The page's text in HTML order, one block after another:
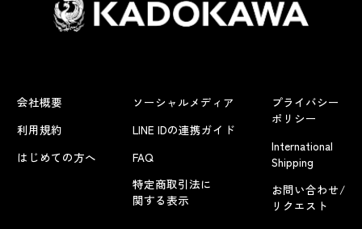
会社概要
利用規約
はじめての方へ
ソーシャルメディア
LINE IDの連携ガイド
FAQ
特定商取引法に
関する表示
プライバシー
ポリシー
International
Shipping
お問い合わせ/
リクエスト